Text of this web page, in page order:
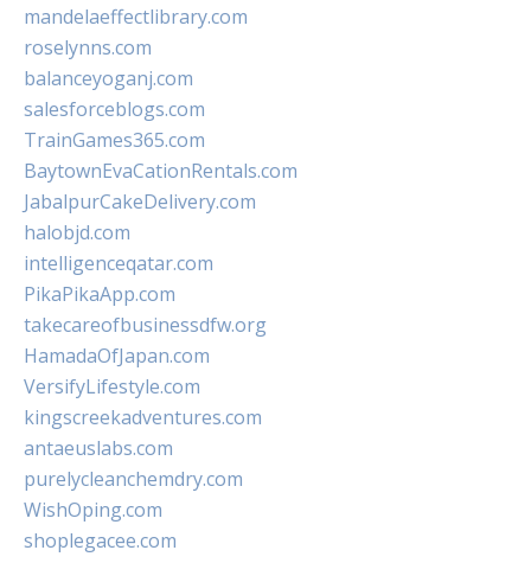
mandelaeffectlibrary.com
roselynns.com
balanceyoganj.com
salesforceblogs.com
TrainGames365.com
BaytownEvaCationRentals.com
JabalpurCakeDelivery.com
halobjd.com
intelligenceqatar.com
PikaPikaApp.com
takecareofbusinessdfw.org
HamadaOfJapan.com
VersifyLifestyle.com
kingscreekadventures.com
antaeuslabs.com
purelycleanchemdry.com
WishOping.com
shoplegacee.com